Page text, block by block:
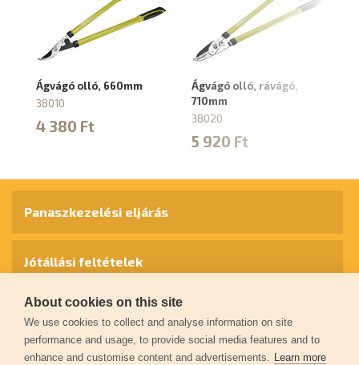
Ágvágó olló, 660mm
38010
4 380 Ft
Ágvágó olló, rávágó,
710mm
38020
5 920 Ft
Panaszkezelési eljárás
Jótállási feltételek
Személyes adatok védelme
Kapcsolat
About cookies on this site
We use cookies to collect and analyse information on site
performance and usage, to provide social media features and to
enhance and customise content and advertisements. Learn more